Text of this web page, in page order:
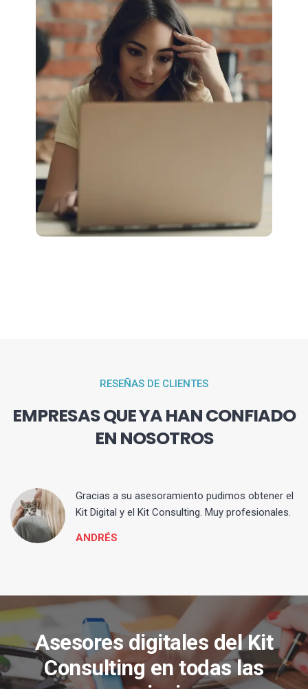
RESEÑAS DE CLIENTES
EMPRESAS QUE YA HAN CONFIADO
EN NOSOTROS
Gracias a su asesoramiento pudimos obtener el
Kit Digital y el Kit Consulting. Muy profesionales.
ANDRÉS
Asesores digitales del Kit
Consulting en todas las